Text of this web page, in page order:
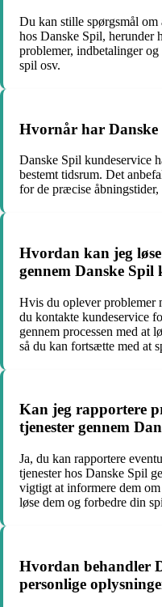
Du kan stille spørgsmål
hos Danske Spil, herunder
problemer, indbetalinger
spil osv.
Hvornår har Danske
Danske Spil kundeservice
bestemt tidsrum. Det
for de præcise
Hvordan kan jeg
gennem Danske Spil
Hvis du oplever problemer
du kontakte kundeservice
gennem processen med at
så du kan fortsætte med at
Kan jeg rapportere
tjenester gennem
Ja, du kan rapportere
tjenester hos Danske Spil
vigtigt at informere dem
løse dem og forbedre din
Hvordan behandler
personlige